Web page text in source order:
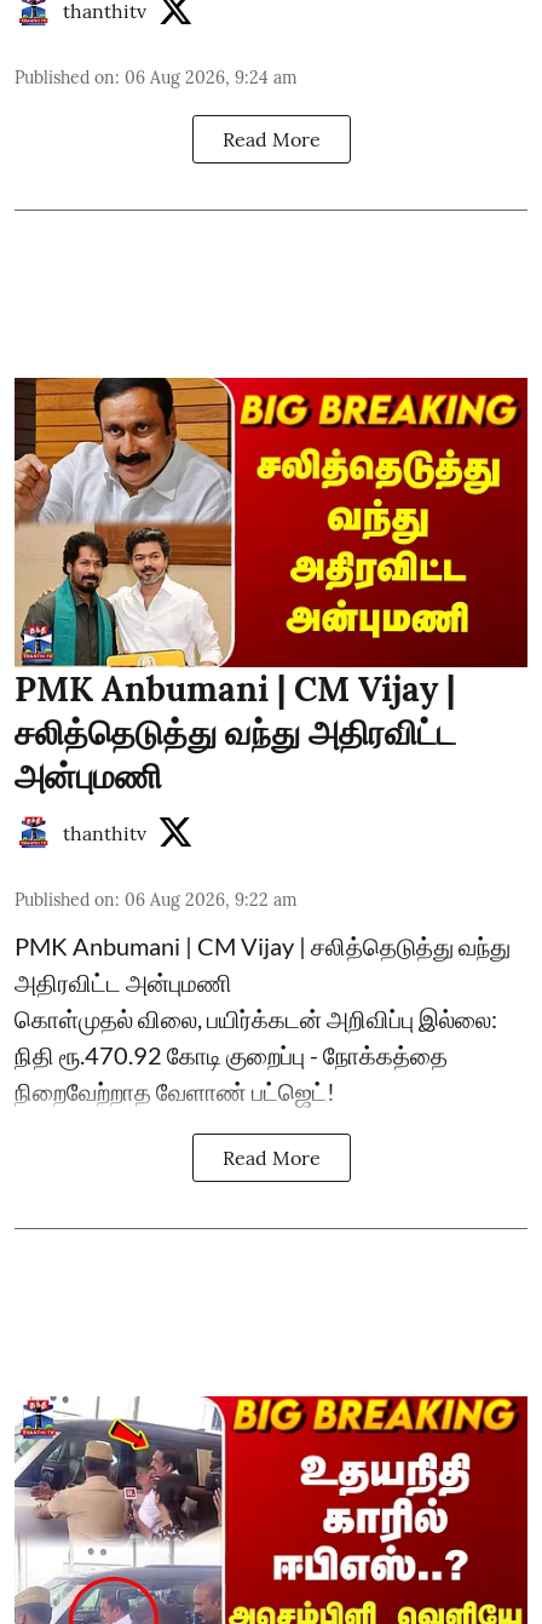
thanthitv
Published on: 06 Aug 2026, 9:24 am
Read More
PMK Anbumani | CM Vijay |
சலித்தெடுத்து வந்து அதிரவிட்ட
அன்புமணி
thanthitv
Published on: 06 Aug 2026, 9:22 am
PMK Anbumani | CM Vijay | சலித்தெடுத்து வந்து
அதிரவிட்ட அன்புமணி
கொள்முதல் விலை, பயிர்க்கடன் அறிவிப்பு இல்லை:
நிதி ரூ.470.92 கோடி குறைப்பு - நோக்கத்தை
நிறைவேற்றாத வேளாண் பட்ஜெட்!
Read More